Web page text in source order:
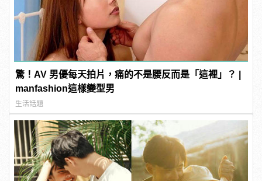
驚！AV 男優每天拍片，痛的不是腰反而是「這裡」？ |
manfashion這樣變型男
生活話題